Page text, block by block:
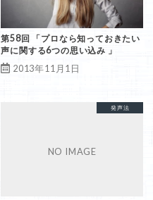
第58回 「プロなら知っておきたい
声に関する6つの思い込み 」
2013年11月1日
共鳴発声法
呼吸法
喉声
発声法